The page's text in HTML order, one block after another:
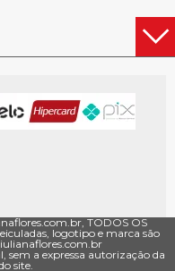
TODOS OS
logotipo e marca são
sem a expressa autorização da
site.